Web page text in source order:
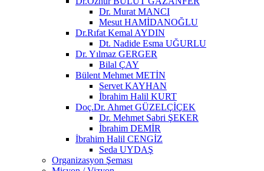
Dr. Murat MANCI
Mesut HAMİDANOĞLU
Dr.Rıfat Kemal AYDIN
Dt. Nadide Esma UĞURLU
Dr. Yılmaz GERGER
Bilal ÇAY
Bülent Mehmet METİN
Servet KAYHAN
İbrahim Halil KURT
Doç.Dr. Ahmet GÜZELÇİÇEK
Dr. Mehmet Sabri ŞEKER
İbrahim DEMİR
İbrahim Halil CENGİZ
Seda UYDAŞ
Organizasyon Şeması